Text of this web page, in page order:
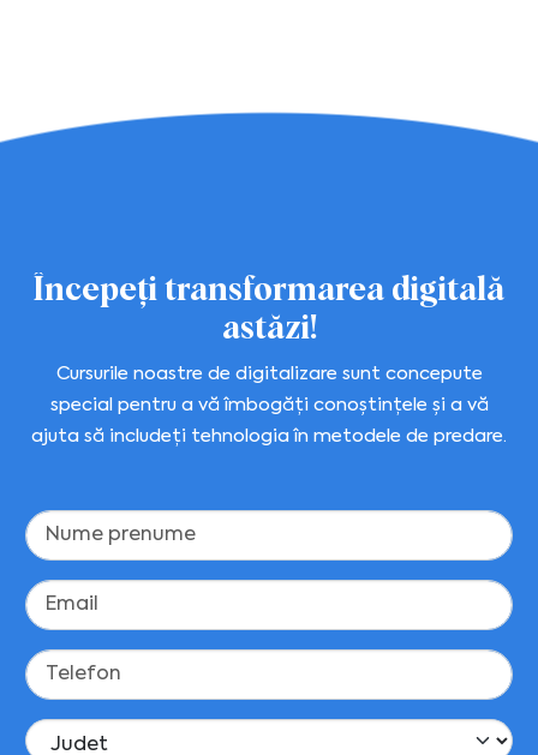
Începeți transformarea digitală
astăzi!
Cursurile noastre de digitalizare sunt concepute
special pentru a vă îmbogăți conoștințele și a vă
ajuta să includeți tehnologia în metodele de predare.